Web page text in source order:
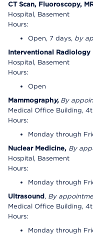
CT Scan, Fluoroscopy,
Hospital, Basement
Hours:
Open, 7 days, by
Interventional Radiology
Hospital, Basement
Hours:
Open
Mammography, By
Medical Office Building,
Hours:
Monday through
Nuclear Medicine, By
Hospital, Basement
Hours:
Monday through
Ultrasound , By
Medical Office Building,
Hours:
Monday through